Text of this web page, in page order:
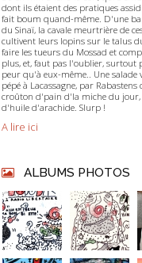
dont ils étaient des pratiques
fait boum quand-même. D'une
du Sinaï, la cavale meurtrière de
cultivent leurs lopins sur le talus
faire les tueurs du Mossad et
plus, et, faut pas l'oublier,
peur qu'à eux-même.. Une
pépé à Lacassagne, par
croûton d'pain d'la miche du jour,
d'huile d'arachide. Slurp !
A lire ici
ALBUMS PHOTOS